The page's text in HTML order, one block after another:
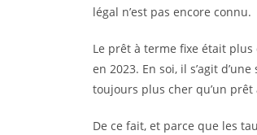
légal n’est pas encore connu.
Le prêt à terme fixe était plus
en 2023. En soi, il s’agit
toujours plus cher qu’un
De ce fait, et parce que les